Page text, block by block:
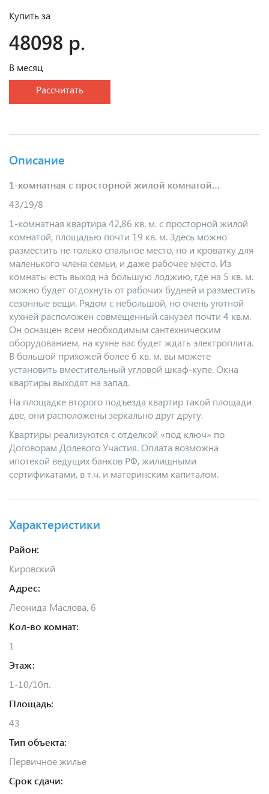
Купить за
48098 р.
В месяц
Рассчитать
Описание
1-комнатная с просторной жилой комнатой…
43/19/8
1-комнатная квартира 42,86 кв. м. с просторной жилой
комнатой, площадью почти 19 кв. м. Здесь можно
разместить не только спальное место, но и кроватку для
маленького члена семьи, и даже рабочее место. Из
комнаты есть выход на большую лоджию, где на 5 кв. м.
можно будет отдохнуть от рабочих будней и разместить
сезонные вещи. Рядом с небольшой, но очень уютной
кухней расположен совмещенный санузел почти 4 кв.м.
Он оснащен всем необходимым сантехническим
оборудованием, на кухне вас будет ждать электроплита.
В большой прихожей более 6 кв. м. вы можете
установить вместительный угловой шкаф-купе. Окна
квартиры выходят на запад.
На площадке второго подъезда квартир такой площади
две, они расположены зеркально друг другу.
Квартиры реализуются с отделкой «под ключ» по
Договорам Долевого Участия. Оплата возможна
ипотекой ведущих банков РФ, жилищными
сертификатами, в т.ч. и материнским капиталом.
Характеристики
Район:
Кировский
Адрес:
Леонида Маслова, 6
Кол-во комнат:
1
Этаж:
1-10/10п.
Площадь:
43
Тип объекта:
Первичное жилье
Срок сдачи: